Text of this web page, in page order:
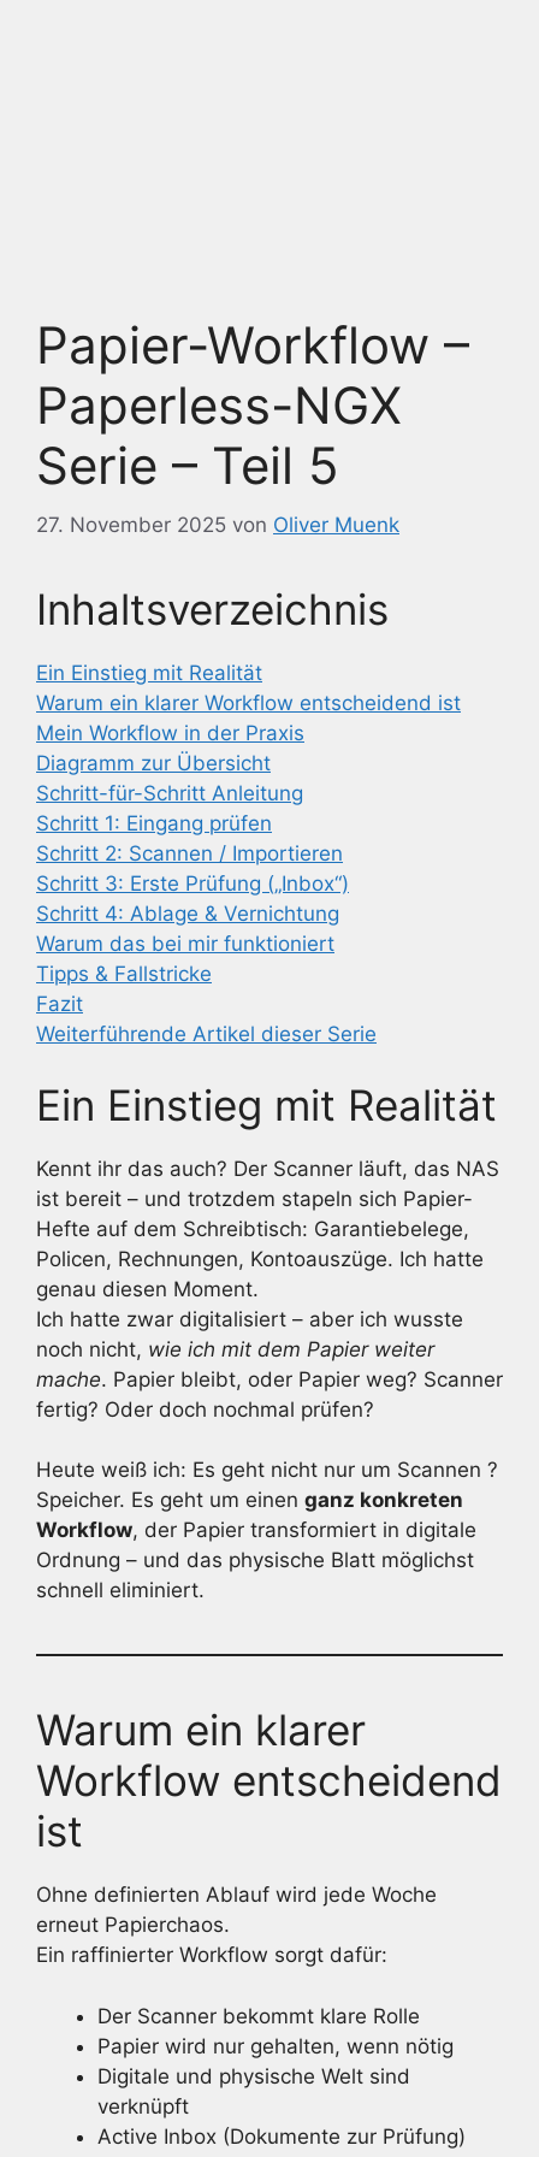
Papier-Workflow –
Paperless-NGX
Serie – Teil 5
27. November 2025 von Oliver Muenk
Inhaltsverzeichnis
Ein Einstieg mit Realität
Warum ein klarer Workflow entscheidend ist
Mein Workflow in der Praxis
Diagramm zur Übersicht
Schritt-für-Schritt Anleitung
Schritt 1: Eingang prüfen
Schritt 2: Scannen / Importieren
Schritt 3: Erste Prüfung („Inbox“)
Schritt 4: Ablage & Vernichtung
Warum das bei mir funktioniert
Tipps & Fallstricke
Fazit
Weiterführende Artikel dieser Serie
Ein Einstieg mit Realität
Kennt ihr das auch? Der Scanner läuft, das NAS
ist bereit – und trotzdem stapeln sich Papier-
Hefte auf dem Schreibtisch: Garantiebelege,
Policen, Rechnungen, Kontoauszüge. Ich hatte
genau diesen Moment.
Ich hatte zwar digitalisiert – aber ich wusste
noch nicht, wie ich mit dem Papier weiter
mache. Papier bleibt, oder Papier weg? Scanner
fertig? Oder doch nochmal prüfen?
Heute weiß ich: Es geht nicht nur um Scannen ?
Speicher. Es geht um einen ganz konkreten
Workflow, der Papier transformiert in digitale
Ordnung – und das physische Blatt möglichst
schnell eliminiert.
Warum ein klarer
Workflow entscheidend
ist
Ohne definierten Ablauf wird jede Woche
erneut Papierchaos.
Ein raffinierter Workflow sorgt dafür:
Der Scanner bekommt klare Rolle
Papier wird nur gehalten, wenn nötig
Digitale und physische Welt sind
verknüpft
Active Inbox (Dokumente zur Prüfung)